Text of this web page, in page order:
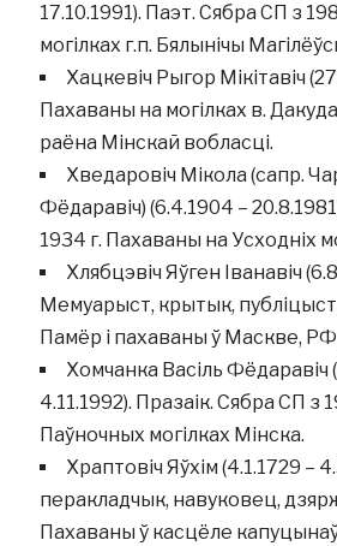
17.10.1991). Паэт. Сябра СП з
могілках г.п. Бялынічы
Хацкевіч Рыгор Мікітавіч
Пахаваны на могілках в.
раёна Мінскай вобласці.
Хведаровіч Мікола (сапр.
Фёдаравіч) (6.4.1904 –
1934 г. Пахаваны на Усходніх
Хлябцэвіч Яўген Іванавіч
Мемуарыст, крытык, публіцыст,
Памёр і пахаваны ў Маскве, РФ
Хомчанка Васіль Фёдаравіч
4.11.1992). Празаік. Сябра СП з
Паўночных могілках Мінска.
Храптовіч Яўхім (4.1.1729 –
перакладчык, навуковец,
Пахаваны ў касцёле